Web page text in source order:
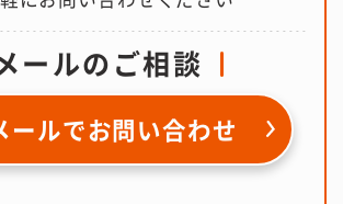
ールのご相談
ールでお問い合わせ